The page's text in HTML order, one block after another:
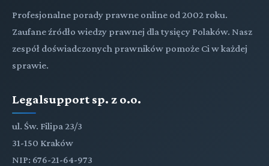
Profesjonalne porady prawne online od 2002 roku.
Zaufane źródło wiedzy prawnej dla tysięcy Polaków. Nasz
zespół doświadczonych prawników pomoże Ci w każdej
sprawie.
Legalsupport sp. z o.o.
ul. Św. Filipa 23/3
31-150 Kraków
NIP: 676-21-64-973